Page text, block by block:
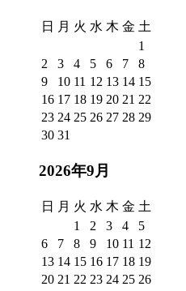
日 月 火 水 木 金 土
1
2
3 4 5 6 7
8
9
10 11 12 13 14 15
16 17 18 19 20 21 22
23 24 25 26 27 28 29
30 31
2026年9月
日 月 火 水 木 金 土
1
2 3 4
5
6
7 8 9 10 11 12
13 14 15 16 17 18 19
20 21 22 23 24 25 26